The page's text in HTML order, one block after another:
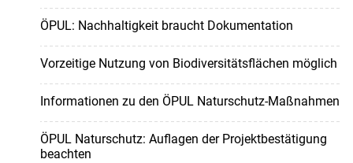
ÖPUL: Nachhaltigkeit braucht Dokumentation
Vorzeitige Nutzung von Biodiversitätsflächen möglich
Informationen zu den ÖPUL Naturschutz-Maßnahmen
ÖPUL Naturschutz: Auflagen der Projektbestätigung
beachten